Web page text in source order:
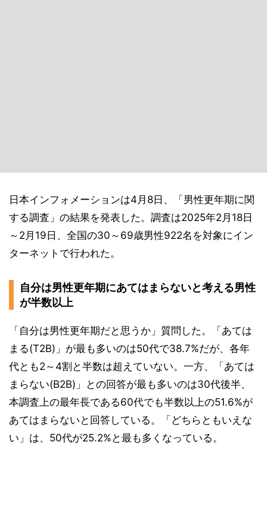
日本インフォメーションは4月8日、「男性更年期に関
する調査」の結果を発表した。調査は2025年2月18日
～2月19日、全国の30～69歳男性922名を対象にイン
ターネットで行われた。
自分は男性更年期にあてはまらないと考える男性
が半数以上
「自分は男性更年期だと思うか」質問した。「あては
まる(T2B)」が最も多いのは50代で38.7%だが、各年
代とも2～4割と半数は超えていない。一方、「あては
まらない(B2B)」との回答が最も多いのは30代後半、
本調査上の最年長である60代でも半数以上の51.6%が
あてはまらないと回答している。「どちらともいえな
い」は、50代が25.2%と最も多くなっている。